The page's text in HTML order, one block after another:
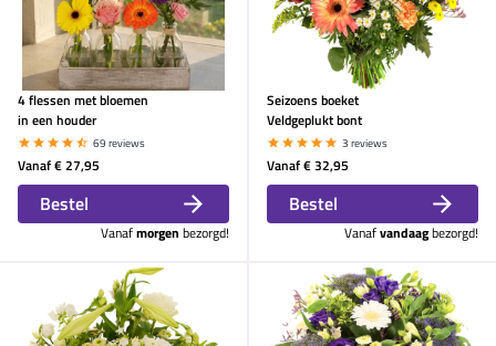
4 flessen met bloemen
in een houder
69 reviews
Vanaf€ 27,95
Bestel
Vanafmorgen bezorgd!
Seizoens boeket
Veldgeplukt bont
3 reviews
Vanaf€ 32,95
Bestel
Vanafvandaagbezorgd!